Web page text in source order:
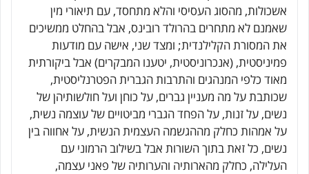
אשכולות, מהסוג העסיסי והלא מתחסד, עם תיאורי מין
שאמנם לא מתחרים בהרולד רובינס, אבל בהחלט ממשיכים
את המסורת הקלילנדית; ומצד שני, אישה עם מודעות
פמיניסטית, (אנכרוניסטית, יטענו המבקרים) אבל ביקורתית
מאוד כלפי המנהגים והתרבות הגברית הפטרנליסטית,
שכותבת על מה מעניין גברים, על כוחן ועל חולשותיהן של
נשים, על זנות, על הפחד הגברי מביטויים של עוצמה נשית,
על אמהות כחלק מההגשמה העצמית הנשית, על אחווה בין
נשים, כל זאת בתוך השורות אבל בשילוב הרמוני עם
העלילה, כחלק מהארותיה והערותיה של פאני עצמה,